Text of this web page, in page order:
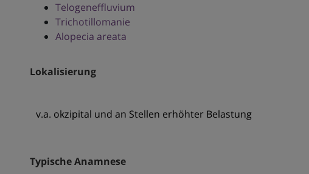
Telogeneffluvium
Trichotillomanie
Alopecia areata
Lokalisierung
v.a. okzipital und an Stellen erhöhter Belastung
Typische Anamnese